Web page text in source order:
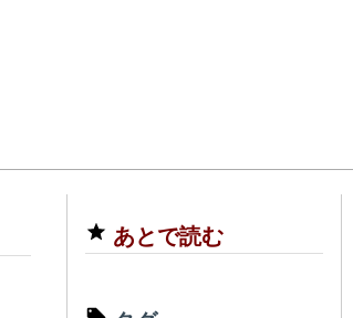
あとで読む